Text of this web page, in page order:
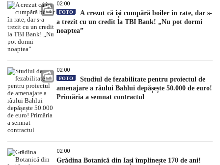
02:00
FOTO
A crezut că își cumpără boiler în rate, dar s-
a trezit cu un credit la TBI Bank! „Nu pot dormi
noaptea”
02:00
FOTO
Studiul de fezabilitate pentru proiectul de
amenajare a râului Bahlui depășește 50.000 de euro!
Primăria a semnat contractul
02:00
Grădina Botanică din Iași împlinește 170 de ani!